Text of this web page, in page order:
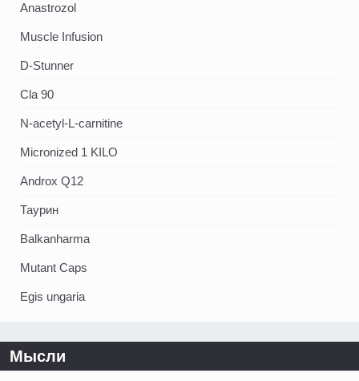
Аnastrozol
Muscle Infusion
D-Stunner
Cla 90
N-acetyl-L-carnitine
Micronized 1 KILO
Androx Q12
Таурин
Balkanharma
Mutant Caps
Egis ungaria
Мысли